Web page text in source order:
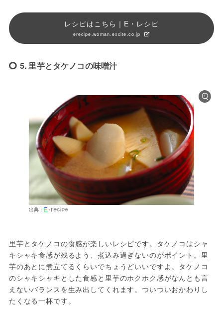
レシピはこちら｜E・レシピ
erecipe.woman.excite.co.jp
5. 里芋とタケノコの味噌汁
出典：
里芋とタケノコの食感が楽しいレシピです。タケノコはシャ
キシャキ食感が残るよう、煮込み過ぎないのがポイント。里
芋のあとに煮立てるくらいでちょうどいいですよ。タケノコ
のシャキシャキとした食感と里芋のホクホク感がなんとも言
えないバランスを生み出してくれます。ついついおかわりし
たくなる一杯です。